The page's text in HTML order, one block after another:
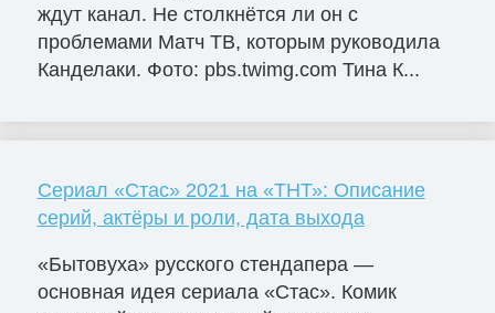
ждут канал. Не столкнётся ли он с
проблемами Матч ТВ, которым руководила
Канделаки. Фото: pbs.twimg.com Тина К...
Сериал «Стас» 2021 на «ТНТ»: Описание
серий, актёры и роли, дата выхода
«Бытовуха» русского стендапера —
основная идея сериала «Стас». Комик